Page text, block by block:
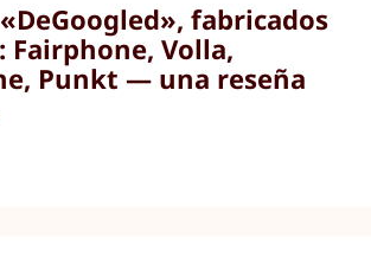
fabricados
Fairphone, Volla,
Punkt — una reseña